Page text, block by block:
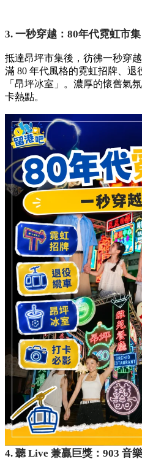
3. 一秒穿越：80年代霓虹市
抵達昂坪市集後，彷彿一秒穿
滿 80 年代風格的霓虹招牌、退
「昂坪冰室」。濃厚的懷舊氣
卡熱點。
4. 聽 Live 兼贏巨獎：903 音